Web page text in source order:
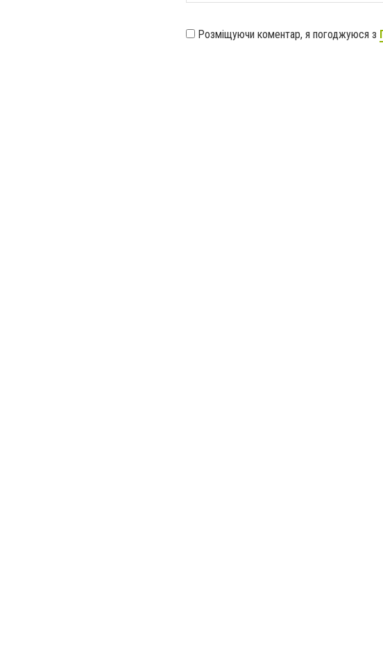
Розміщуючи коментар, я погоджуюся з